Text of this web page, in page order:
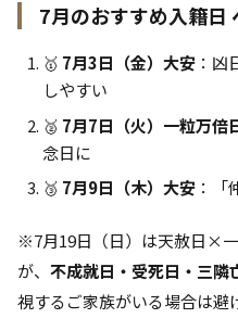
7月のおすすめ入籍日
🥇 7月3日（金）大安：凶
しやすい
🥈 7月7日（火）一粒万倍
念日に
🥉 7月9日（木）大安：「
※7月19日（日）は天赦日×
が、 不成就日・受死日・三隣
視するご家族がいる場合は避